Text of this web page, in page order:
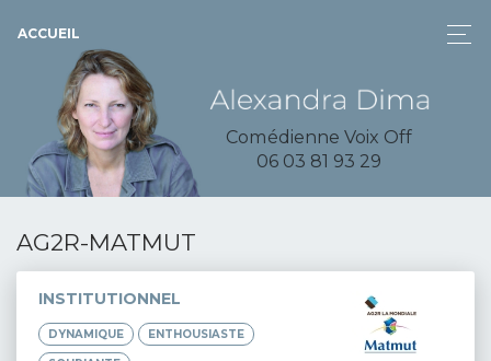
ACCUEIL
Comédienne Voix Off
06 03 81 93 29
AG2R-MATMUT
INSTITUTIONNEL
DYNAMIQUE ENTHOUSIASTE